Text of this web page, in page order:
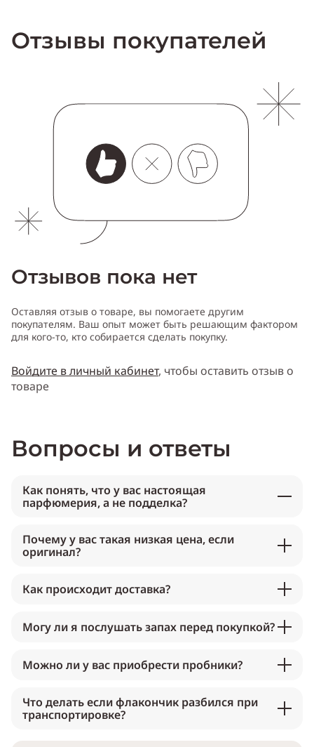
Отзывы покупателей
Отзывов пока нет
Оставляя отзыв о товаре, вы помогаете другим
покупателям. Ваш опыт может быть решающим фактором
для кого-то, кто собирается сделать покупку.
Войдите в личный кабинет, чтобы оставить отзыв о
товаре
Вопросы и ответы
Как понять, что у вас настоящая
парфюмерия, а не подделка?
Почему у вас такая низкая цена, если
оригинал?
Как происходит доставка?
Могу ли я послушать запах перед покупкой?
Можно ли у вас приобрести пробники?
Что делать если флакончик разбился при
транспортировке?